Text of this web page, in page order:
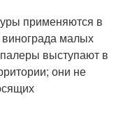
применяются в
малых
выступают в
они не